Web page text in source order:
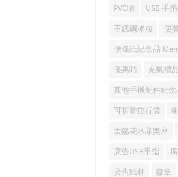
PVC咭 USB 手
不銹鋼冰粒 便
便條紙紀念品
優惠咭 充氣禮品
其他手機配件紀念
可折疊旅行袋
太陽花水晶獎座
廣告USB手指
廣告紙杯 徽章